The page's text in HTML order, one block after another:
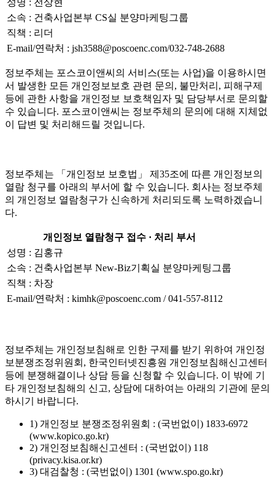
성명 : 전상현
소속 : 건축사업본부 CS실 분양마케팅그룹
직책 : 리더
E-mail/연락처 : jsh3588@poscoenc.com/032-748-2688
정보주체는 포스코이앤씨의 서비스(또는 사업)을 이용하시면
서 발생한 모든 개인정보보호 관련 문의, 불만처리, 피해구제
등에 관한 사항을 개인정보 보호책임자 및 담당부서로 문의할
수 있습니다. 포스코이앤씨는 정보주체의 문의에 대해 지체없
이 답변 및 처리해드릴 것입니다.
정보주체는 「개인정보 보호법」 제35조에 따른 개인정보의
열람 청구를 아래의 부서에 할 수 있습니다. 회사는 정보주체
의 개인정보 열람청구가 신속하게 처리되도록 노력하겠습니
다.
개인정보 열람청구 접수 · 처리 부서
성명 : 김홍규
소속 : 건축사업본부 New-Biz기획실 분양마케팅그룹
직책 : 차장
E-mail/연락처 : kimhk@poscoenc.com / 041-557-8112
정보주체는 개인정보침해로 인한 구제를 받기 위하여 개인정
보분쟁조정위원회, 한국인터넷진흥원 개인정보침해신고센터
등에 분쟁해결이나 상담 등을 신청할 수 있습니다. 이 밖에 기
타 개인정보침해의 신고, 상담에 대하여는 아래의 기관에 문의
하시기 바랍니다.
1) 개인정보 분쟁조정위원회 : (국번없이) 1833-6972
(www.kopico.go.kr)
2) 개인정보침해신고센터 : (국번없이) 118
(privacy.kisa.or.kr)
3) 대검찰청 : (국번없이) 1301 (www.spo.go.kr)